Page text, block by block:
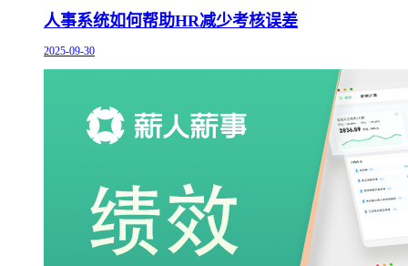
人事系统如何帮助HR减少考核误差
2025-09-30